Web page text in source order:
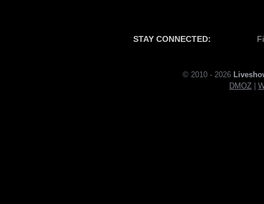
STAY CONNECTED:
© 2010 - 2026
DMOZ